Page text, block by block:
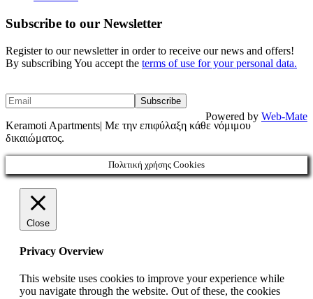
Subscribe to our Newsletter
Register to our newsletter in order to receive our news and offers!
By subscribing You accept the terms of use for your personal data.
Keramoti Apartments| Με την επιφύλαξη κάθε νόμιμου
δικαιώματος.
Powered by Web-Mate
Πολιτική χρήσης Cookies
Close
Privacy Overview
This website uses cookies to improve your experience while
you navigate through the website. Out of these, the cookies